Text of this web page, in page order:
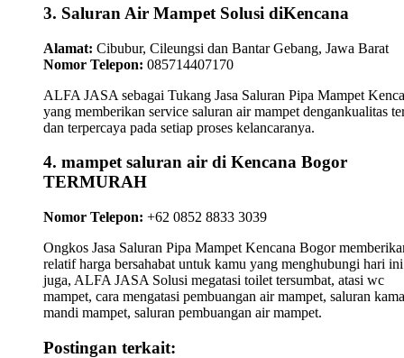
3. Saluran Air Mampet Solusi diKencana
Alamat: Cibubur, Cileungsi dan Bantar Gebang, Jawa Barat
Nomor Telepon: 085714407170
ALFA JASA sebagai Tukang Jasa Saluran Pipa Mampet
yang memberikan service saluran air mampet dengankualitas
dan terpercaya pada setiap proses kelancaranya.
4. mampet saluran air di Kencana Bogor
TERMURAH
Nomor Telepon: +62 0852 8833 3039
Ongkos Jasa Saluran Pipa Mampet Kencana Bogor
relatif harga bersahabat untuk kamu yang menghubungi hari ini
juga, ALFA JASA Solusi megatasi toilet tersumbat, atasi wc
mampet, cara mengatasi pembuangan air mampet, saluran
mandi mampet, saluran pembuangan air mampet.
Postingan terkait: